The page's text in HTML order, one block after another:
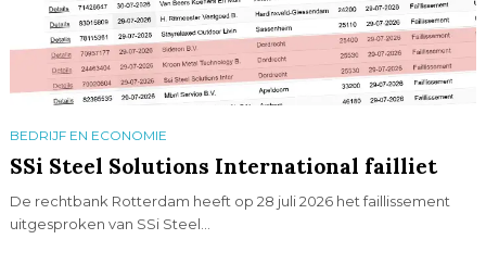
BEDRIJF EN ECONOMIE
SSi Steel Solutions International failliet
De rechtbank Rotterdam heeft op 28 juli 2026 het faillissement
uitgesproken van SSi Steel...